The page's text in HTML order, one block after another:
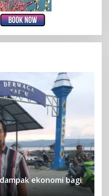
ekonomi bagi